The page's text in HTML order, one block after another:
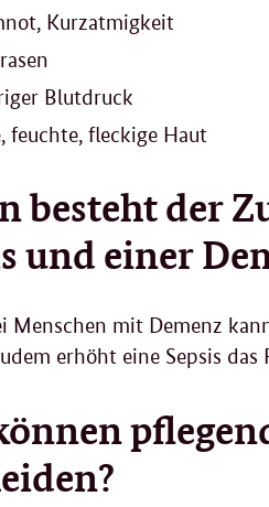
Kurzatmigkeit
Blutdruck
feuchte, fleckige Haut
besteht der
und einer
Menschen mit Demenz
erhöht eine Sepsis das